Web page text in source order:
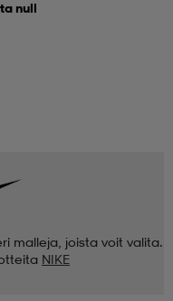
null
malleja, joista voit valita.
NIKE